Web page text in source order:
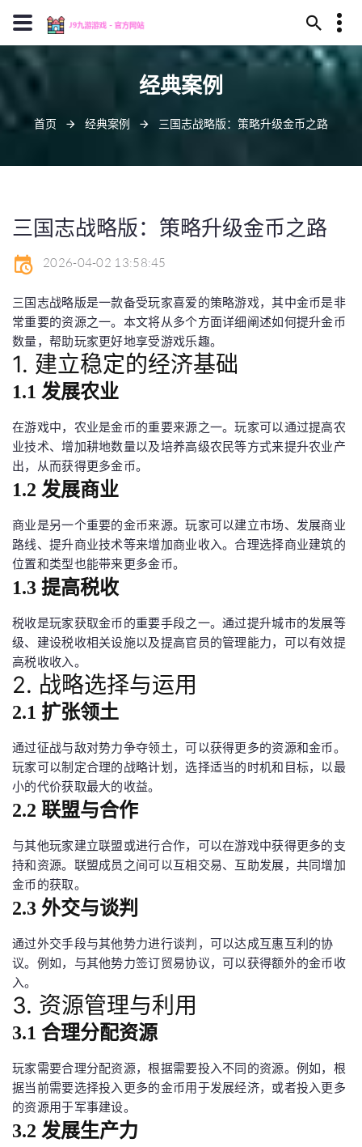
13594780352
建阳市在钥之渊115号
经典案例
首页 经典案例 三国志战略版：策略升级金币之路
三国志战略版：策略升级金币之路
2026-04-02 13:58:45
三国志战略版是一款备受玩家喜爱的策略游戏，其中金币是非
常重要的资源之一。本文将从多个方面详细阐述如何提升金币
数量，帮助玩家更好地享受游戏乐趣。
1. 建立稳定的经济基础
1.1 发展农业
在游戏中，农业是金币的重要来源之一。玩家可以通过提高农
业技术、增加耕地数量以及培养高级农民等方式来提升农业产
出，从而获得更多金币。
1.2 发展商业
商业是另一个重要的金币来源。玩家可以建立市场、发展商业
路线、提升商业技术等来增加商业收入。合理选择商业建筑的
位置和类型也能带来更多金币。
1.3 提高税收
税收是玩家获取金币的重要手段之一。通过提升城市的发展等
级、建设税收相关设施以及提高官员的管理能力，可以有效提
高税收收入。
2. 战略选择与运用
2.1 扩张领土
通过征战与敌对势力争夺领土，可以获得更多的资源和金币。
玩家可以制定合理的战略计划，选择适当的时机和目标，以最
小的代价获取最大的收益。
2.2 联盟与合作
与其他玩家建立联盟或进行合作，可以在游戏中获得更多的支
持和资源。联盟成员之间可以互相交易、互助发展，共同增加
金币的获取。
2.3 外交与谈判
通过外交手段与其他势力进行谈判，可以达成互惠互利的协
议。例如，与其他势力签订贸易协议，可以获得额外的金币收
入。
3. 资源管理与利用
3.1 合理分配资源
玩家需要合理分配资源，根据需要投入不同的资源。例如，根
据当前需要选择投入更多的金币用于发展经济，或者投入更多
的资源用于军事建设。
3.2 发展生产力